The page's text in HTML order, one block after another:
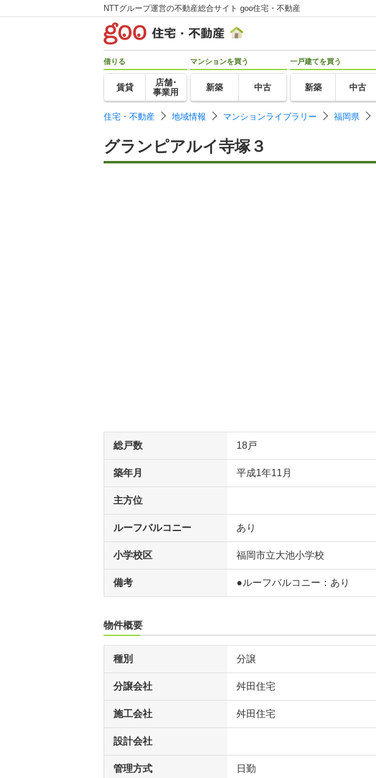
NTTグループ運営の不動産総合サイト goo住宅・不動産
借りる
賃貸
店舗･
事業用
マンションを買う
新築 中古
一戸建てを買う
新築 中古
住宅・不動産 地域情報 マンションライブラリー 福岡県
グランピアルイ寺塚３
総戸数 18戸
築年月 平成1年11月
主方位
ルーフバルコニー あり
小学校区 福岡市立大池小学校
備考 ●ルーフバルコニー：あり
物件概要
種別 分譲
分譲会社 舛田住宅
施工会社 舛田住宅
設計会社
管理方式 日勤